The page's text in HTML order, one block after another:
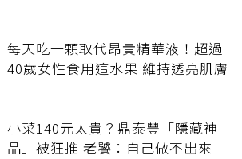
每天吃一顆取代昂貴精華液！超過
40歲女性食用這水果 維持透亮肌膚
小菜140元太貴？鼎泰豐「隱藏神
品」被狂推 老饕：自己做不出來